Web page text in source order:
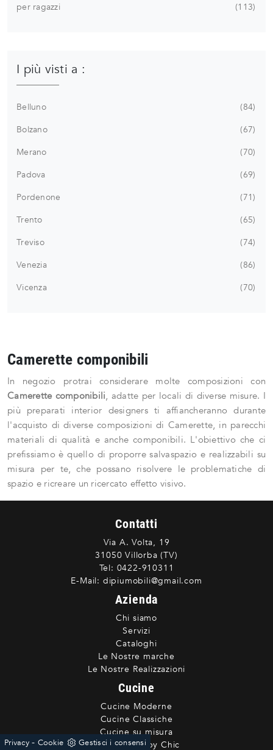
per ragazzi
113
I più visti a :
Belluno
84
Bolzano
67
Merano
70
Padova
69
Pordenone
71
Trento
65
Treviso
74
Venezia
86
Vicenza
70
Camerette componibili
In negozio protrai considerare molte composizioni con
Camerette componibili, adatte per locali di diverse misure. I
più preparati interior designers ti affiancheranno durante
l'acquisto di diverse composizioni di Camerette, in parecchi
materiali di qualità e anche componibili. L'obiettivo che ci
prefissiamo è quello di proporre salvaspazio e realizzabili su
misura per te, che possano risolvere le problematiche di
spazio e ricreare un ricercato effetto visivo.
Contatti
Via A. Volta, 19
31050 Villorba (TV)
Tel: 0422-910311
E-Mail: dipiumobili@gmail.com
Azienda
Chi siamo
Servizi
Cataloghi
Le Nostre marche
Le Nostre Realizzazioni
Cucine
Cucine Moderne
Cucine Classiche
Cucine su misura
Cucine Shabby Chic
Privacy- Cookie Gestisci i consensi